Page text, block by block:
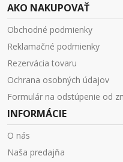
AKO NAKUPOVAŤ
Obchodné podmienky
Reklamačné podmienky
Rezervácia tovaru
Ochrana osobných údajov
Formulár na odstúpenie od
INFORMÁCIE
O nás
Naša predajňa